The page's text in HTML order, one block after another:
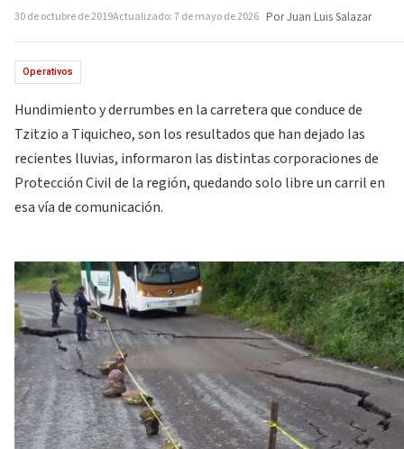
30 de octubre de 2019Actualizado: 7 de mayo de 2026 Por Juan Luis Salazar
Operativos
Hundimiento y derrumbes en la carretera que conduce de
Tzitzio a Tiquicheo, son los resultados que han dejado las
recientes lluvias, informaron las distintas corporaciones de
Protección Civil de la región, quedando solo libre un carril en
esa vía de comunicación.